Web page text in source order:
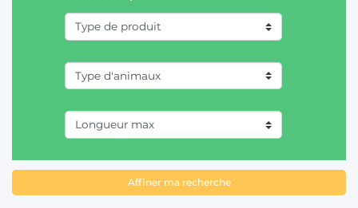
clôture, n’hésitez pas à contacter nos experts.
Affiner ma recherche